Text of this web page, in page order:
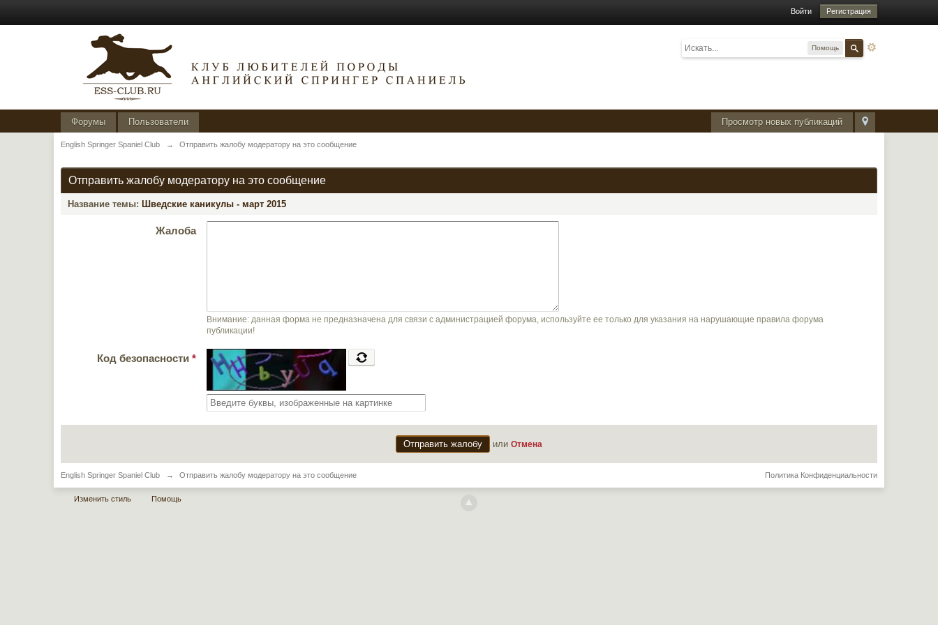
Войти Регистрация
Помощь
Просмотр новых публикаций
Форумы Пользователи
English Springer Spaniel Club → Отправить жалобу модератору на это сообщение
Отправить жалобу модератору на это сообщение
Название темы: Шведские каникулы - март 2015
Жалоба
Внимание: данная форма не предназначена для связи с администрацией форума, используйте ее только для указания на нарушающие правила форума
публикации!
Код безопасности*
или Отмена
English Springer Spaniel Club → Отправить жалобу модератору на это сообщение Политика Конфиденциальности
Изменить стиль Помощь